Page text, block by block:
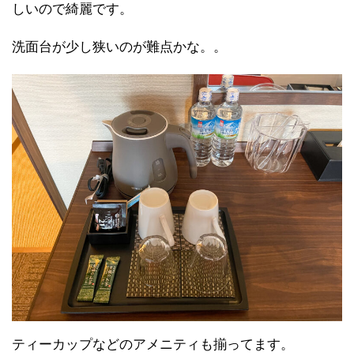
しいので綺麗です。
洗面台が少し狭いのが難点かな。。
ティーカップなどのアメニティも揃ってます。